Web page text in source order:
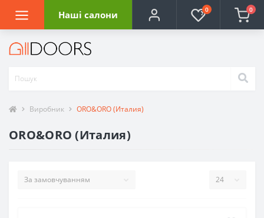
Наші салони 0 0
Виробник ORO&ORO (Италия)
ORO&ORO (Италия)